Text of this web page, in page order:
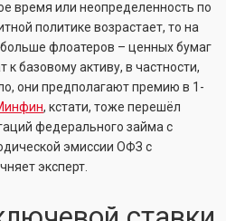
время или неопределенность по
политике возрастает, то на
флоатеров – ценных бумаг
к базовому активу, в частности,
они предполагают премию в 1-
, кстати, тоже перешёл
федерального займа с
эмиссии ОФЗ с
эксперт.